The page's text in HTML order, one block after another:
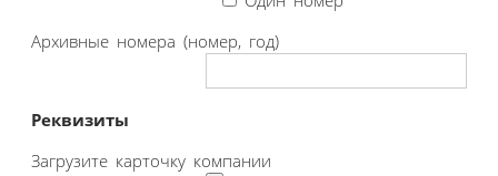
Архивные номера (номер, год)
Реквизиты
Загрузите карточку компании